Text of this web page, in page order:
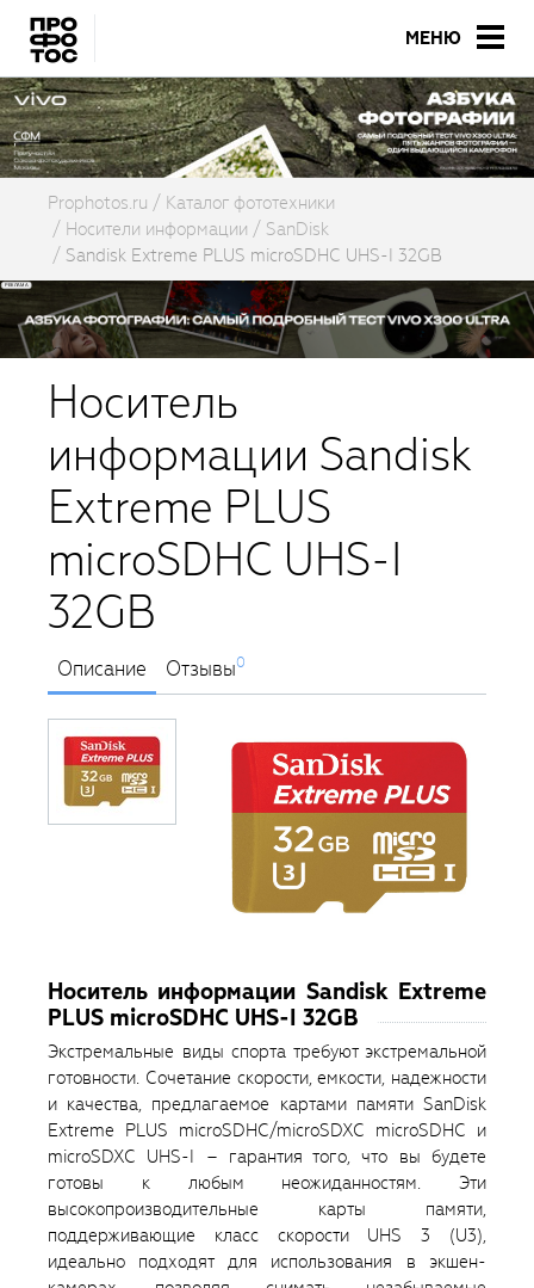
МЕНЮ
Prophotos.ru
Каталог фототехники
Носители информации
SanDisk
Sandisk Extreme PLUS microSDHC UHS-I 32GB
Носитель
информации Sandisk
Extreme PLUS
microSDHC UHS-I
32GB
Описание Отзывы0
Носитель информации Sandisk Extreme
PLUS microSDHC UHS-I 32GB
Экстремальные виды спорта требуют экстремальной
готовности. Сочетание скорости, емкости, надежности
и качества, предлагаемое картами памяти SanDisk
Extreme PLUS microSDHC/microSDXC microSDHC и
microSDXC UHS-I – гарантия того, что вы будете
готовы к любым неожиданностям. Эти
высокопроизводительные карты памяти,
поддерживающие класс скорости UHS 3 (U3),
идеально подходят для использования в экшен-